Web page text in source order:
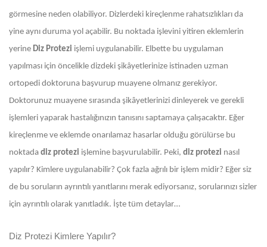
görmesine neden olabiliyor. Dizlerdeki kireçlenme rahatsızlıkları da
yine aynı duruma yol açabilir. Bu noktada işlevini yitiren eklemlerin
yerine Diz Protezi işlemi uygulanabilir. Elbette bu uygulaman
yapılması için öncelikle dizdeki şikâyetlerinize istinaden uzman
ortopedi doktoruna başvurup muayene olmanız gerekiyor.
Doktorunuz muayene sırasında şikâyetlerinizi dinleyerek ve gerekli
işlemleri yaparak hastalığınızın tanısını saptamaya çalışacaktır. Eğer
kireçlenme ve eklemde onarılamaz hasarlar olduğu görülürse bu
noktada diz protezi işlemine başvurulabilir. Peki, diz protezi nasıl
yapılır? Kimlere uygulanabilir? Çok fazla ağrılı bir işlem midir? Eğer siz
de bu soruların ayrıntılı yanıtlarını merak ediyorsanız, sorularınızı sizler
için ayrıntılı olarak yanıtladık. İşte tüm detaylar…
Diz Protezi Kimlere Yapılır?